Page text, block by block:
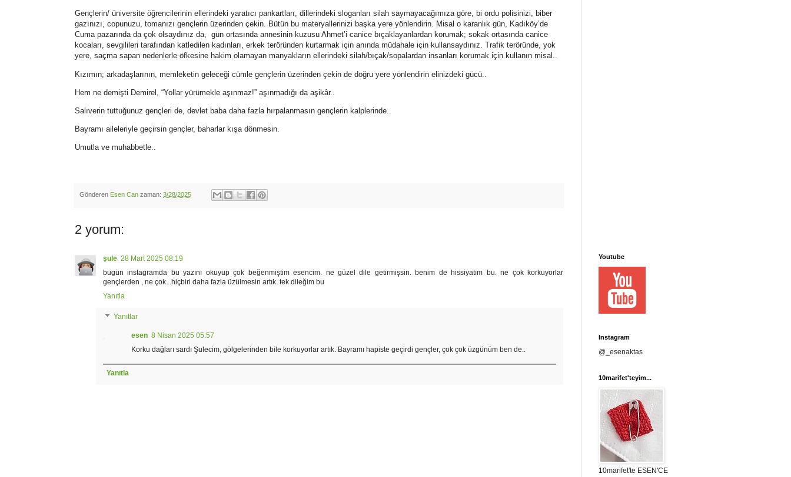
Gençlerin/ üniversite öğrencilerinin ellerindeki yaratıcı pankartları, dillerindeki sloganları silah saymayacağımıza göre, bi ordu polisinizi, biber
gazınızı, copunuzu, tomanızı gençlerin üzerinden çekin. Bütün bu materyallerinizi başka yere yönlendirin. Misal o karanlık gün, Kadıköy’de
Cuma pazarında da çok olsaydınız da, gün ortasında annesinin kuzusu Ahmet’i canice bıçaklayanlardan korumak; sokak ortasında canice
kocaları, sevgilileri tarafından katledilen kadınları, erkek teröründen kurtarmak için anında müdahale için kullansaydınız. Trafik teröründe, yok
yere, saçma sapan nedenlerle öfkesine hakim olamayan manyakların ellerindeki silah/bıçak/sopalardan insanları korumak için kullanın misal..
Kızımın; arkadaşlarının, memleketin geleceği cümle gençlerin üzerinden çekin de doğru yere yönlendirin elinizdeki gücü..
Hem ne demişti Demirel, “Yollar yürümekle aşınmaz!” aşınmadığı da aşikâr..
Salıverin tuttuğunuz gençleri de, devlet baba daha fazla hırpalanmasın gençlerin kalplerinde..
Bayramı aileleriyle geçirsin gençler, baharlar kışa dönmesin.
Umutla ve muhabbetle..
Gönderen Esen Can zaman: 3/28/2025
2 yorum:
şule 28 Mart 2025 08:19
bugün instagramda bu yazını okuyup çok beğenmiştim esencim. ne güzel dile getirmişsin. benim de hissiyatım bu. ne çok korkuyorlar
gençlerden , ne çok...hiçbiri daha fazla üzülmesin artık. tek dileğim bu
Yanıtla
Yanıtlar
esen 8 Nisan 2025 05:57
Korku dağları sardı Şulecim, gölgelerinden bile korkuyorlar artık. Bayramı hapiste geçirdi gençler, çok çok üzgünüm ben de..
Yanıtla
Youtube
Instagram
@_esenaktas
10marifet'teyim...
10marifet'te ESEN'CE